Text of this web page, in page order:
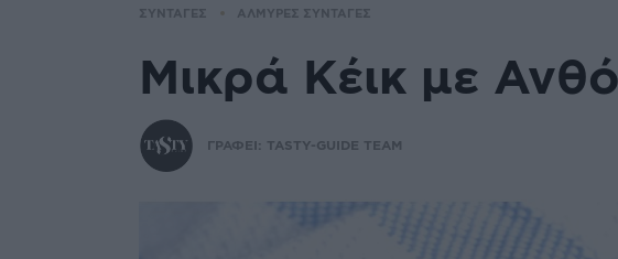
ΣΥΝΤΑΓΕΣ ΑΛΜΥΡΕΣ ΣΥΝΤΑΓΕΣ
Μικρά Κέικ με
ΓΡΑΦΕΙ: TASTY-GUIDE TEAM